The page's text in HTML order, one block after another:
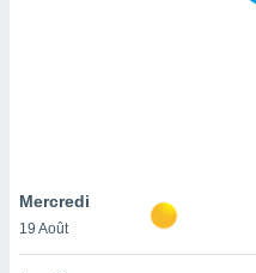
notre
Mercredi
19 Août